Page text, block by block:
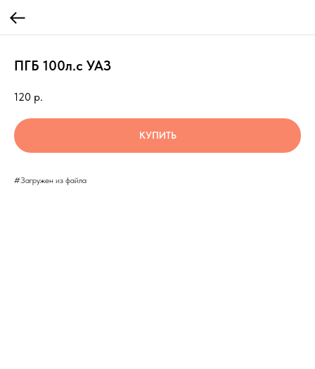
ПГБ 100л.с УАЗ
120 р.
КУПИТЬ
#Загружен из файла